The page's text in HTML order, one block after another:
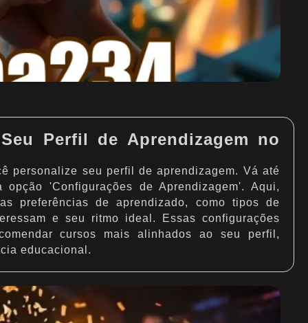
Perfil de Aprendizagem no
personalize seu perfil de aprendizagem. Vá até
'Configurações de Aprendizagem'. Aqui,
preferências de aprendizado, como tipos de
e seu ritmo ideal. Essas configurações
cursos mais alinhados ao seu perfil,
educacional.